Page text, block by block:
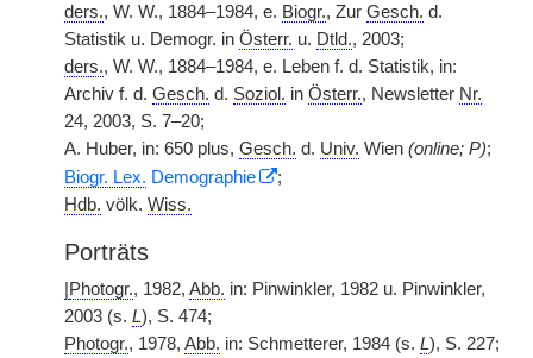
ders., W. W., 1884–1984, e. Biogr., Zur Gesch. d.
Statistik u. Demogr. in Österr. u. Dtld., 2003;
ders., W. W., 1884–1984, e. Leben f. d. Statistik, in:
Archiv f. d. Gesch. d. Soziol. in Österr., Newsletter Nr.
24, 2003, S. 7–20;
A. Huber, in: 650 plus, Gesch. d. Univ. Wien (online; P);
Biogr. Lex. Demographie
;
Hdb. völk. Wiss.
Porträts
Photogr., 1982, Abb. in: Pinwinkler, 1982 u. Pinwinkler,
2003 (s. L), S. 474;
Photogr., 1978, Abb. in: Schmetterer, 1984 (s. L), S. 227;